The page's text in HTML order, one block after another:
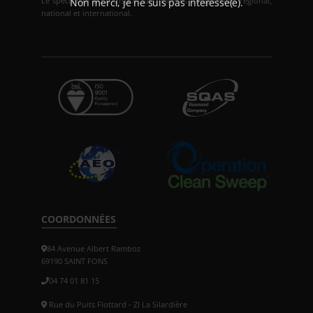
national et international.
COORDONNÉES
84 Avenue Albert Ramboz
69190 SAINT FONS
04 74 01 81 15
Rue du Puits Flottard - ZI La Silardière